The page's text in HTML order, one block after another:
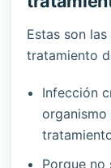
Estas son
tratamiento
Infección
Porque no